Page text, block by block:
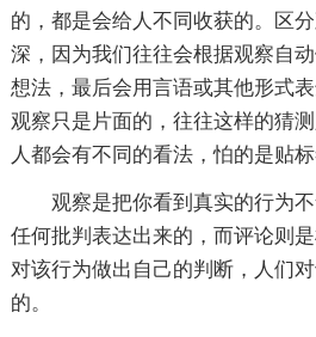
的，都是会给人不同收获的。区
深，因为我们往往会根据观察自
想法，最后会用言语或其他形式
观察只是片面的，往往这样的猜
人都会有不同的看法，怕的是贴标
观察是把你看到真实的行为
任何批判表达出来的，而评论则
对该行为做出自己的判断，人们
的。